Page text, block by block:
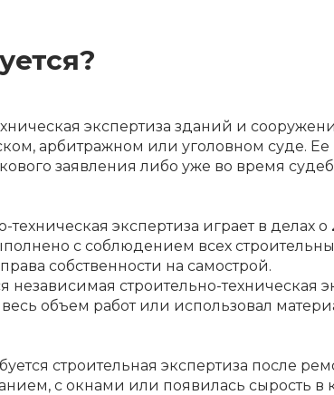
экспертиза зданий и
арбитражном или уголовном суде.
заявления либо уже во время
экспертиза играет в делах о
с соблюдением всех
собственности на самострой.
независимая строительно-техническая
объем работ или использовал
строительная экспертиза после
с окнами или появилась сырость в